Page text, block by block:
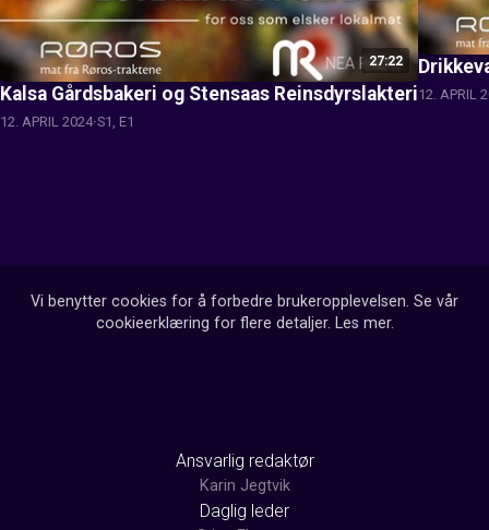
27:22
Kalsa Gårdsbakeri og Stensaas Reinsdyrslakteri
12. APRIL 2024 S1, E1
12. APRIL
Vi benytter cookies for å forbedre brukeropplevelsen. Se vår
cookieerklæring for flere detaljer. Les mer.
Ansvarlig redaktør
Karin Jegtvik
Daglig leder